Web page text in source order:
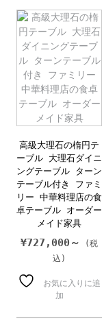
高級大理石の楕円テ
ーブル 大理石ダイニ
ングテーブル ターン
テーブル付き ファミ
リー 中華料理店の食
卓テーブル オーダー
メイド家具
¥727,000～
お気に入りに追
加